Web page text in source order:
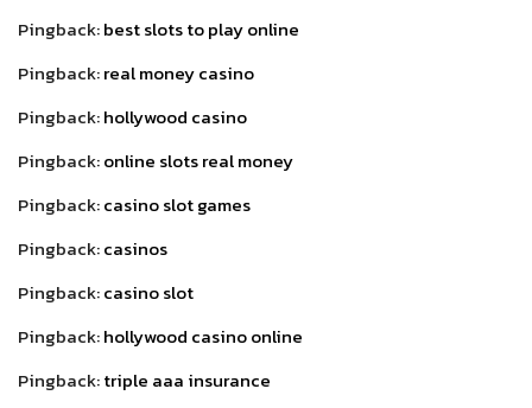
Pingback:best slots to play online
Pingback:real money casino
Pingback:hollywood casino
Pingback:online slots real money
Pingback:casino slot games
Pingback:casinos
Pingback:casino slot
Pingback:hollywood casino online
Pingback:triple aaa insurance